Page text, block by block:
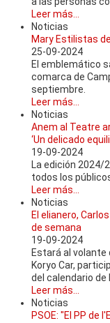
Leer más...
Noticias
Mary Estilistas
25-09-2024
El emblemático
comarca de
septiembre.
Leer más...
Noticias
Anem al Teatre
‘Un delicado
19-09-2024
La edición 2024/
todos los
Leer más...
Noticias
El elianero,
de semana
19-09-2024
Estará al volante
Koryo Car,
del calendario de
Leer más...
Noticias
PSOE: "El PP de